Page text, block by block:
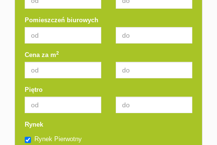
Pomieszczeń biurowych
Cena za m2
Piętro
Rynek
Rynek Pierwotny